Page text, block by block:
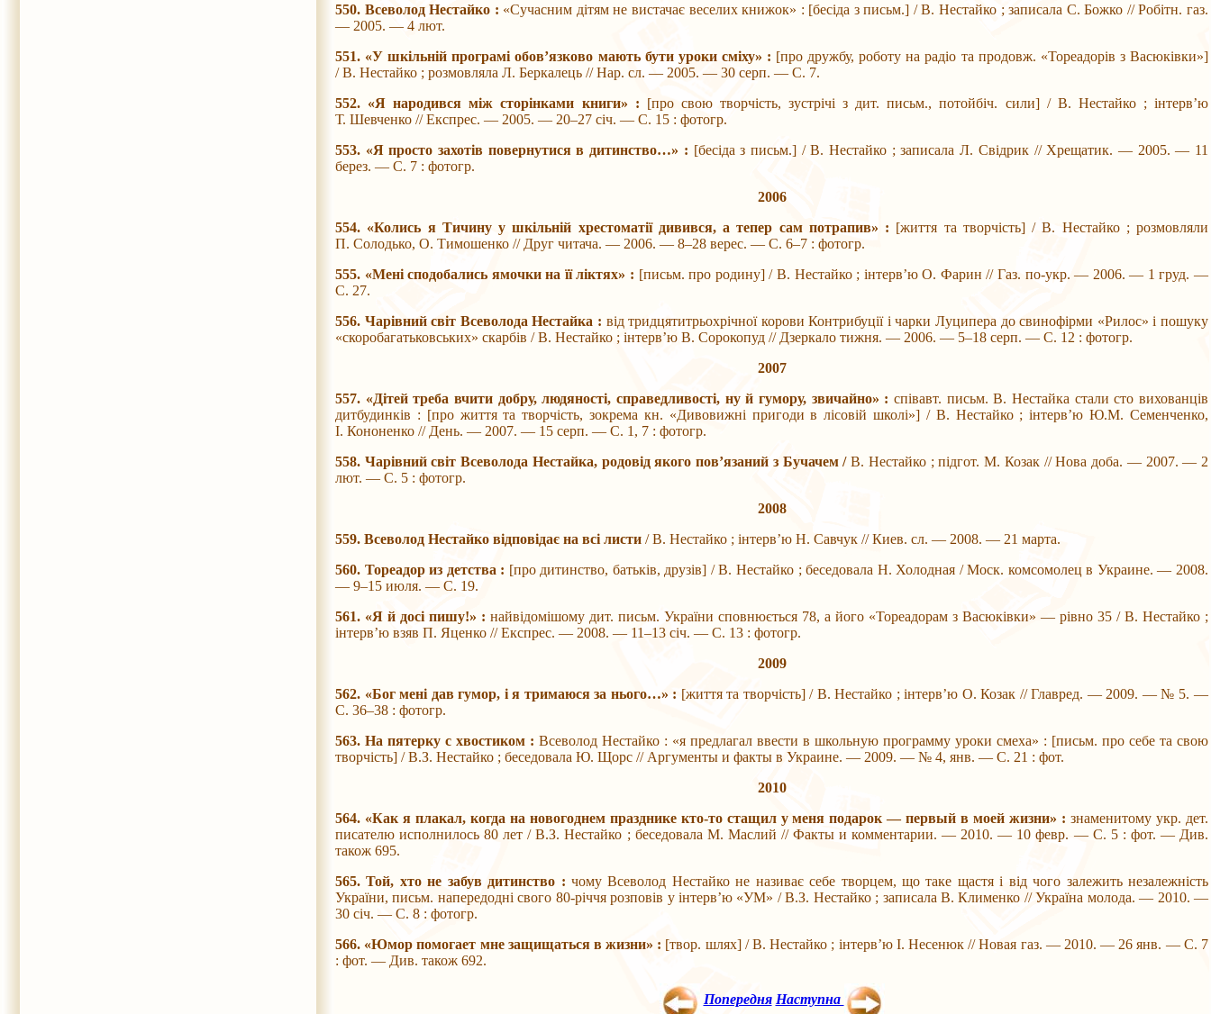
550. Всеволод Нестайко : «Сучасним дітям не вистачає веселих книжок» : [бесіда з письм.] / В. Нестайко ; записала С. Божко // Робітн. газ.
— 2005. — 4 лют.
551. «У шкільній програмі обов’язково мають бути уроки сміху» : [про дружбу, роботу на радіо та продовж. «Тореадорів з Васюківки»]
/ В. Нестайко ; розмовляла Л. Беркалець // Нар. сл. — 2005. — 30 серп. — С. 7.
552. «Я народився між сторінками книги» : [про свою творчість, зустрічі з дит. письм., потойбіч. сили] / В. Нестайко ; інтерв’ю
Т. Шевченко // Експрес. — 2005. — 20–27 січ. — С. 15 : фотогр.
553. «Я просто захотів повернутися в дитинство…» : [бесіда з письм.] / В. Нестайко ; записала Л. Свідрик // Хрещатик. — 2005. — 11
берез. — С. 7 : фотогр.
2006
554. «Колись я Тичину у шкільній хрестоматії дивився, а тепер сам потрапив» : [життя та творчість] / В. Нестайко ; розмовляли
П. Солодько, О. Тимошенко // Друг читача. — 2006. — 8–28 верес. — С. 6–7 : фотогр.
555. «Мені сподобались ямочки на її ліктях» : [письм. про родину] / В. Нестайко ; інтерв’ю О. Фарин // Газ. по-укр. — 2006. — 1 груд. —
С. 27.
556. Чарівний світ Всеволода Нестайка : від тридцятитрьохрічної корови Контрибуції і чарки Луципера до свинофірми «Рилос» і пошуку
«скоробагатьковських» скарбів / В. Нестайко ; інтерв’ю В. Сорокопуд // Дзеркало тижня. — 2006. — 5–18 серп. — С. 12 : фотогр.
2007
557. «Дітей треба вчити добру, людяності, справедливості, ну й гумору, звичайно» : співавт. письм. В. Нестайка стали сто вихованців
дитбудинків : [про життя та творчість, зокрема кн. «Дивовижні пригоди в лісовій школі»] / В. Нестайко ; інтерв’ю Ю.М. Семенченко,
І. Кононенко // День. — 2007. — 15 серп. — С. 1, 7 : фотогр.
558. Чарівний світ Всеволода Нестайка, родовід якого пов’язаний з Бучачем /В. Нестайко ; підгот. М. Козак // Нова доба. — 2007. — 2
лют. — С. 5 : фотогр.
2008
559. Всеволод Нестайко відповідає на всі листи / В. Нестайко ; інтерв’ю Н. Савчук // Киев. сл. — 2008. — 21 марта.
560. Тореадор из детства : [про дитинство, батьків, друзів] / В. Нестайко ; беседовала Н. Холодная / Моск. комсомолец в Украине. — 2008.
— 9–15 июля. — С. 19.
561. «Я й досі пишу!» : найвідомішому дит. письм. України сповнюється 78, а його «Тореадорам з Васюківки» — рівно 35 / В. Нестайко ;
інтерв’ю взяв П. Яценко // Експрес. — 2008. — 11–13 січ. — С. 13 : фотогр.
2009
562. «Бог мені дав гумор, і я тримаюся за нього…» : [життя та творчість] / В. Нестайко ; інтерв’ю О. Козак // Главред. — 2009. — № 5. —
С. 36–38 : фотогр.
563. На пятерку с хвостиком : Всеволод Нестайко : «я предлагал ввести в школьную программу уроки смеха» : [письм. про себе та свою
творчість] / В.З. Нестайко ; беседовала Ю. Щорс // Аргументы и факты в Украине. — 2009. — № 4, янв. — С. 21 : фот.
2010
564. «Как я плакал, когда на новогоднем празднике кто-то стащил у меня подарок — первый в моей жизни» :знаменитому укр. дет.
писателю исполнилось 80 лет / В.З. Нестайко ; беседовала М. Маслий // Факты и комментарии. — 2010. — 10 февр. — С. 5 : фот. — Див.
також 695.
565. Той, хто не забув дитинство : чому Всеволод Нестайко не називає себе творцем, що таке щастя і від чого залежить незалежність
України, письм. напередодні свого 80-річчя розповів у інтерв’ю «УМ» / В.З. Нестайко ; записала В. Клименко // Україна молода. — 2010. —
30 січ. — С. 8 : фотогр.
566. «Юмор помогает мне защищаться в жизни» : [твор. шлях] / В. Нестайко ; інтерв’ю І. Несенюк // Новая газ. — 2010. — 26 янв. — С. 7
: фот. — Див. також 692.
Попередня Наступна